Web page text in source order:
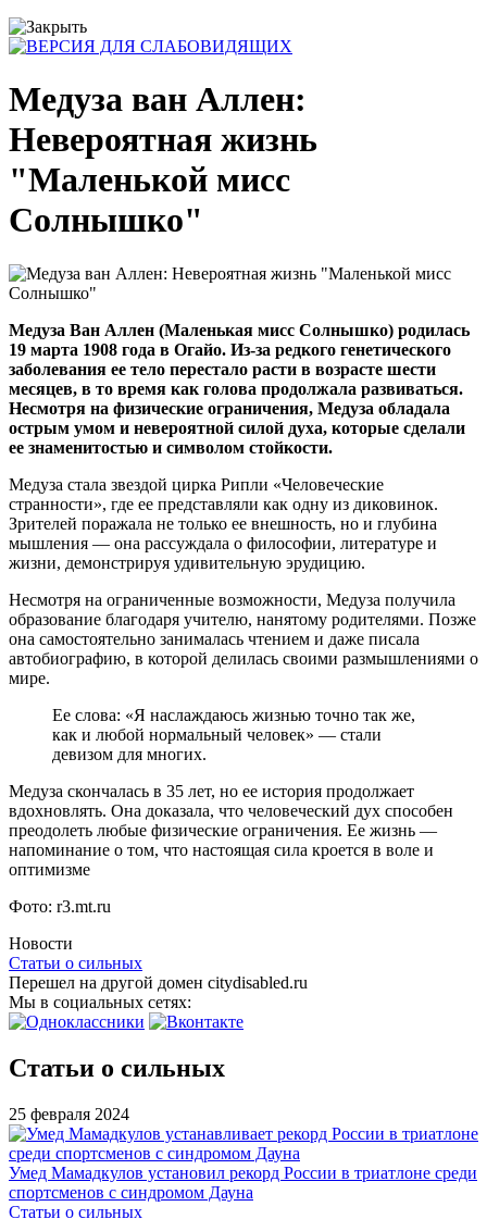
Медуза ван Аллен:
Невероятная жизнь
"Маленькой мисс
Солнышко"
Медуза Ван Аллен (Маленькая мисс Солнышко) родилась
19 марта 1908 года в Огайо. Из-за редкого генетического
заболевания ее тело перестало расти в возрасте шести
месяцев, в то время как голова продолжала развиваться.
Несмотря на физические ограничения, Медуза обладала
острым умом и невероятной силой духа, которые сделали
ее знаменитостью и символом стойкости.
Медуза стала звездой цирка Рипли «Человеческие
странности», где ее представляли как одну из диковинок.
Зрителей поражала не только ее внешность, но и глубина
мышления — она рассуждала о философии, литературе и
жизни, демонстрируя удивительную эрудицию.
Несмотря на ограниченные возможности, Медуза получила
образование благодаря учителю, нанятому родителями. Позже
она самостоятельно занималась чтением и даже писала
автобиографию, в которой делилась своими размышлениями о
мире.
Ее слова: «Я наслаждаюсь жизнью точно так же,
как и любой нормальный человек» — стали
девизом для многих.
Медуза скончалась в 35 лет, но ее история продолжает
вдохновлять. Она доказала, что человеческий дух способен
преодолеть любые физические ограничения. Ее жизнь —
напоминание о том, что настоящая сила кроется в воле и
оптимизме
Фото: r3.mt.ru
Новости
Статьи о сильных
Перешел на другой домен citydisabled.ru
Мы в социальных сетях:
Статьи о сильных
25 февраля 2024
Умед Мамадкулов установил рекорд России в триатлоне среди
спортсменов с синдромом Дауна
Статьи о сильных